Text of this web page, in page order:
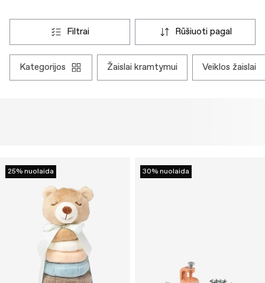
filtrai rūšiuoti pagal
kategorijos žaislai kramtymui veiklos žaislai
25% nuolaida 30% nuolaida